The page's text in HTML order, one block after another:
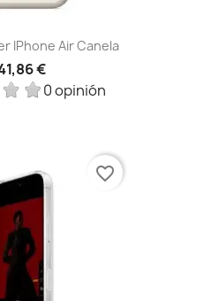
IPhone Air Canela
€
0 opinión
favorite_border